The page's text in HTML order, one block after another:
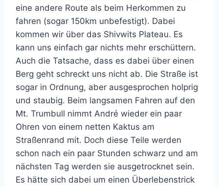
eine andere Route als beim Herkommen zu
fahren (sogar 150km unbefestigt). Dabei
kommen wir über das Shivwits Plateau. Es
kann uns einfach gar nichts mehr erschüttern.
Auch die Tatsache, dass es dabei über einen
Berg geht schreckt uns nicht ab. Die Straße ist
sogar in Ordnung, aber ausgesprochen holprig
und staubig. Beim langsamen Fahren auf den
Mt. Trumbull nimmt André wieder ein paar
Ohren von einem netten Kaktus am
Straßenrand mit. Doch diese Teile werden
schon nach ein paar Stunden schwarz und am
nächsten Tag werden sie ausgetrocknet sein.
Es hätte sich dabei um einen Überlebenstrick